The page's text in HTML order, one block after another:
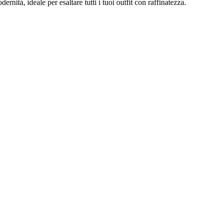
ideale per esaltare tutti i tuoi outfit con raffinatezza.